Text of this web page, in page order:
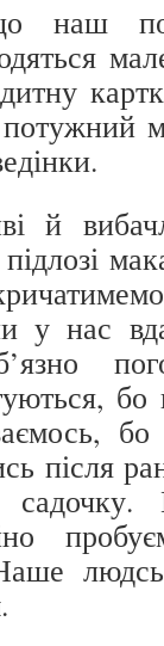
наш
потужний
й
нас
бо
бо
після
садочку.